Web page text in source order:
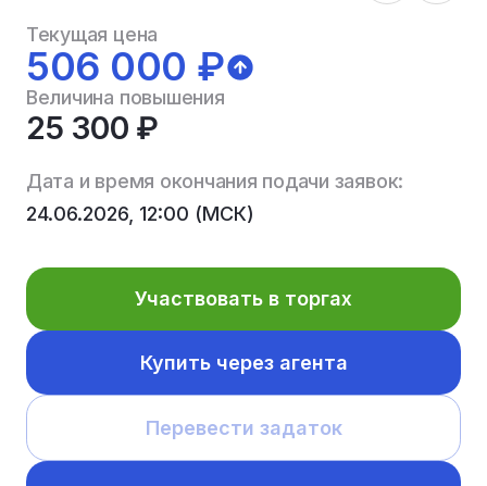
Текущая цена
506 000 ₽
Величина повышения
25 300 ₽
Дата и время окончания подачи заявок:
24.06.2026, 12:00 (МСК)
Участвовать в торгах
Купить через агента
Перевести задаток